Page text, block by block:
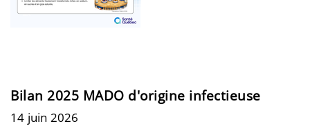
Bilan 2025 MADO d'origine infectieuse
14 juin 2026